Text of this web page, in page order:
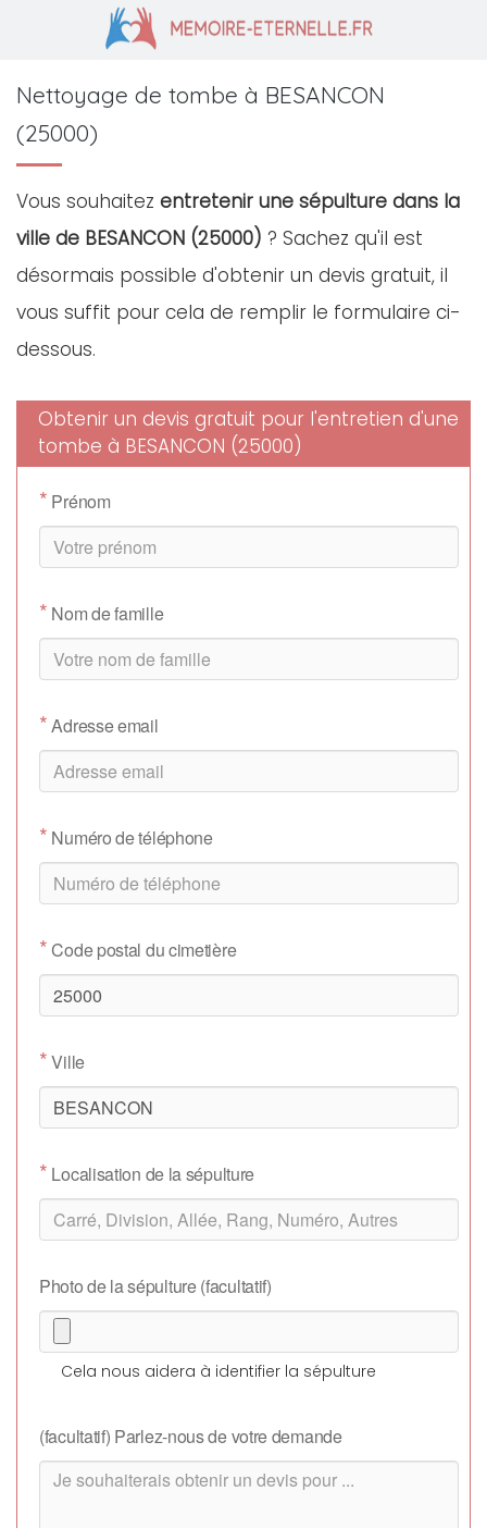
Nettoyage de tombe à BESANCON
(25000)
Vous souhaitez entretenir une sépulture dans la
ville de BESANCON (25000) ? Sachez qu'il est
désormais possible d'obtenir un devis gratuit, il
vous suffit pour cela de remplir le formulaire ci-
dessous.
Obtenir un devis gratuit pour l'entretien d'une
tombe à BESANCON (25000)
* Prénom
* Nom de famille
*Adresse email
* Numéro de téléphone
*Code postal du cimetière
*Ville
* Localisation de la sépulture
Photo de la sépulture (facultatif)
Cela nous aidera à identifier la sépulture
(facultatif) Parlez-nous de votre demande